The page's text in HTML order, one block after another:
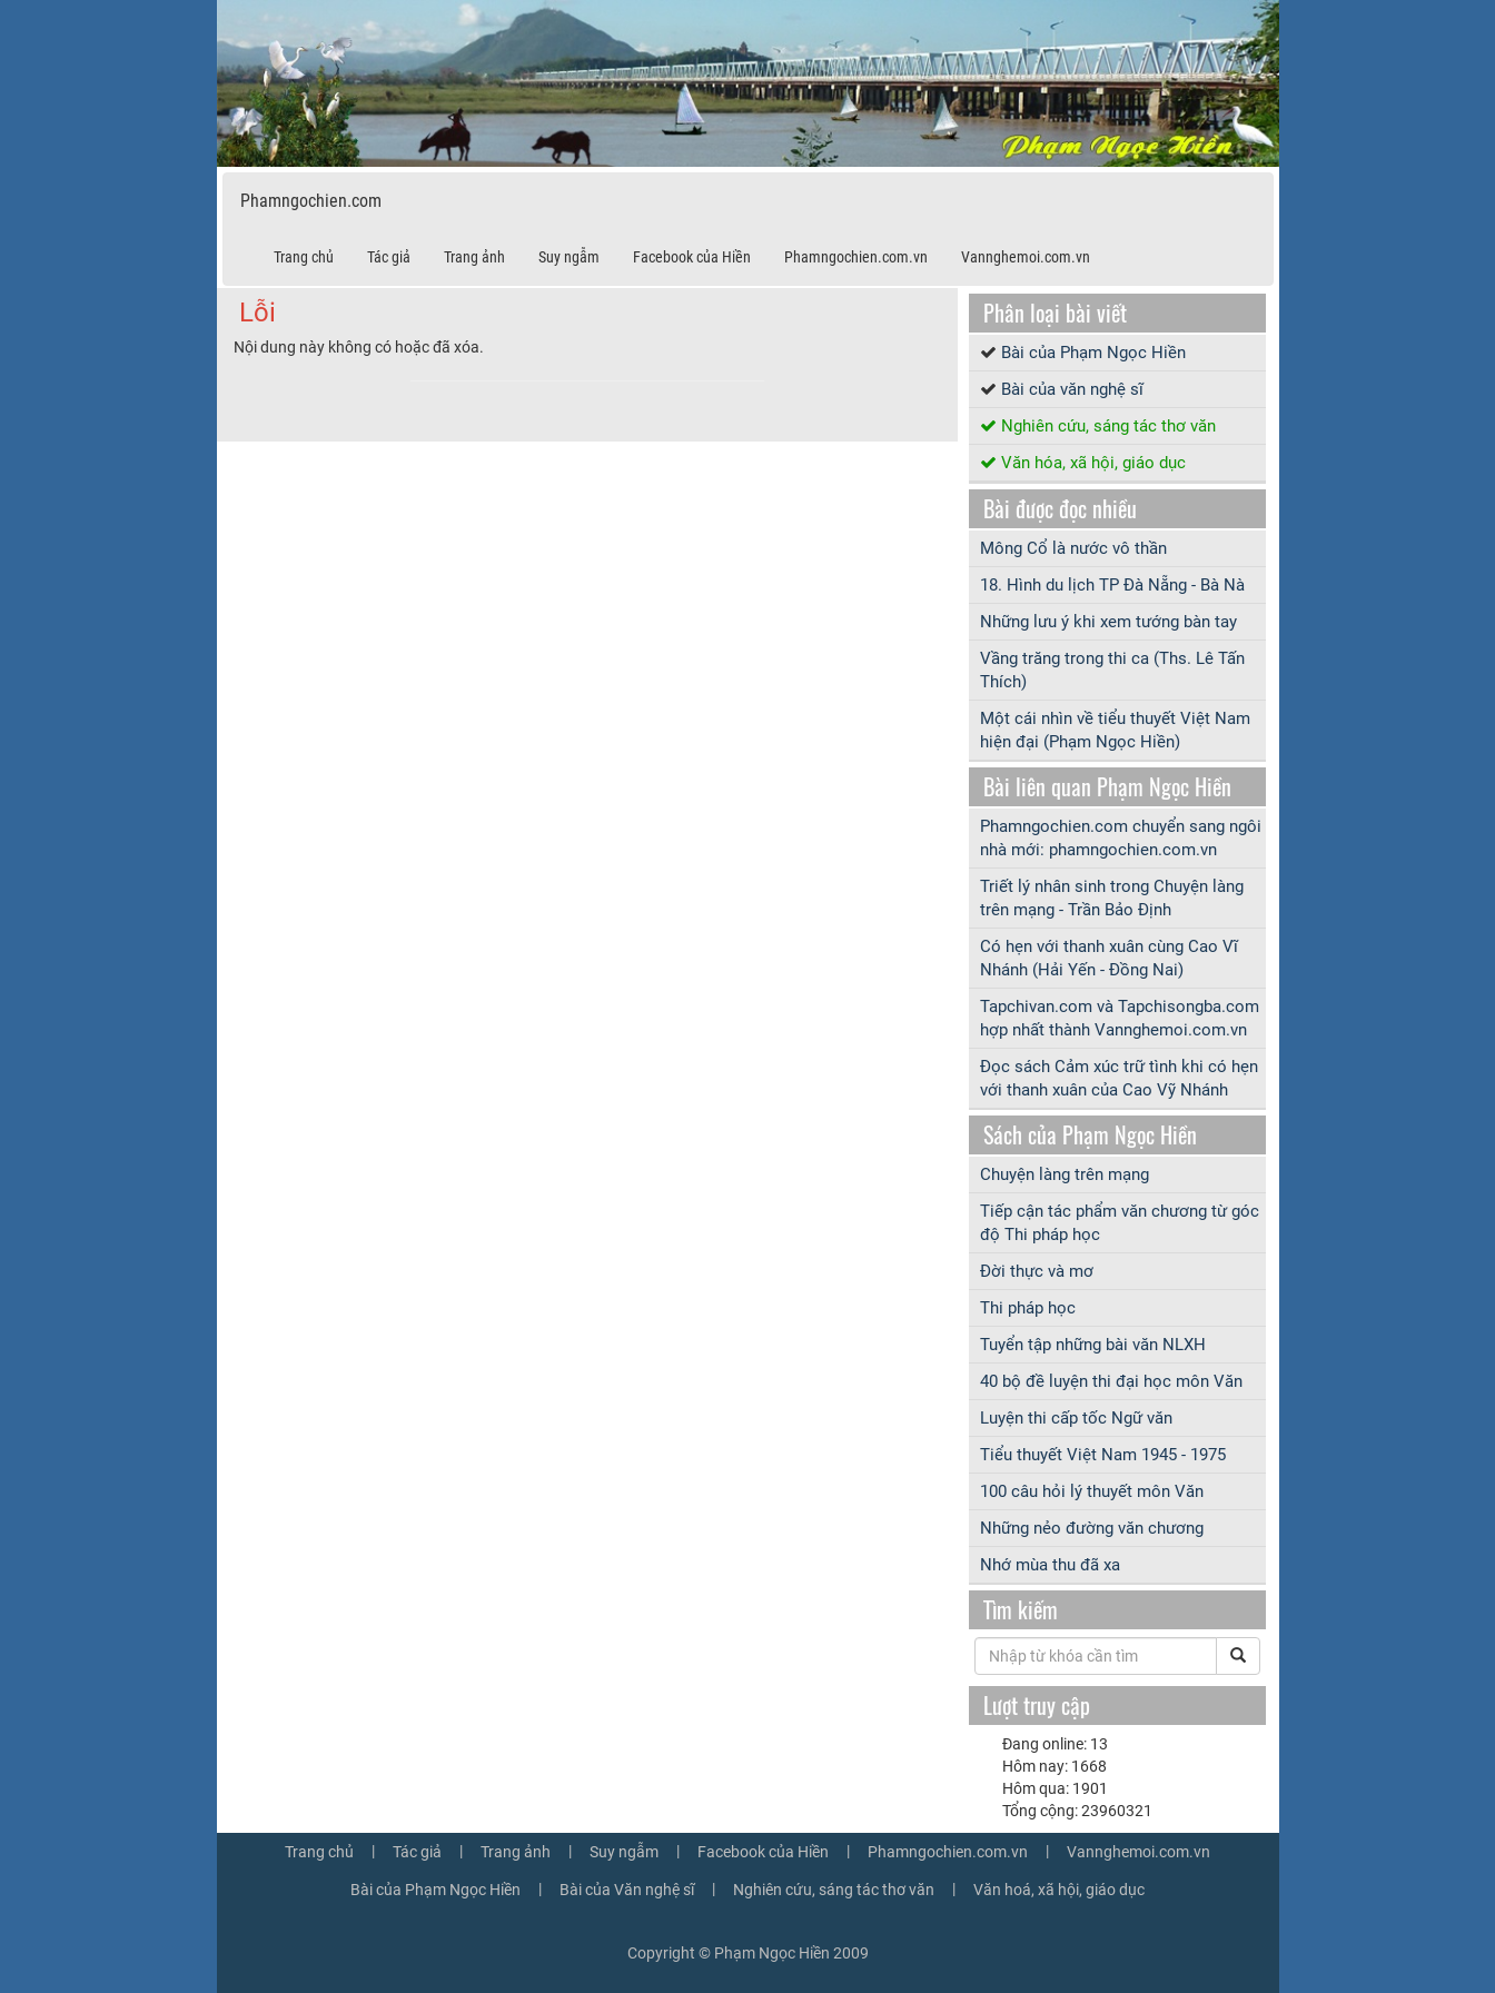
Phamngochien.com
Trang chủ Tác giả Trang ảnh Suy ngẫm Facebook của Hiền Phamngochien.com.vn Vannghemoi.com.vn
Lỗi
Nội dung này không có hoặc đã xóa.
Phân loại bài viết
Bài của Phạm Ngọc Hiền
Bài của văn nghệ sĩ
Nghiên cứu, sáng tác thơ văn
Văn hóa, xã hội, giáo dục
Bài được đọc nhiều
Mông Cổ là nước vô thần
18. Hình du lịch TP Đà Nẵng - Bà Nà
Những lưu ý khi xem tướng bàn tay
Vầng trăng trong thi ca (Ths. Lê Tấn
Thích)
Một cái nhìn về tiểu thuyết Việt Nam
hiện đại (Phạm Ngọc Hiền)
Bài liên quan Phạm Ngọc Hiền
Phamngochien.com chuyển sang ngôi
nhà mới: phamngochien.com.vn
Triết lý nhân sinh trong Chuyện làng
trên mạng - Trần Bảo Định
Có hẹn với thanh xuân cùng Cao Vĩ
Nhánh (Hải Yến - Đồng Nai)
Tapchivan.com và Tapchisongba.com
hợp nhất thành Vannghemoi.com.vn
Đọc sách Cảm xúc trữ tình khi có hẹn
với thanh xuân của Cao Vỹ Nhánh
Sách của Phạm Ngọc Hiền
Chuyện làng trên mạng
Tiếp cận tác phẩm văn chương từ góc
độ Thi pháp học
Đời thực và mơ
Thi pháp học
Tuyển tập những bài văn NLXH
40 bộ đề luyện thi đại học môn Văn
Luyện thi cấp tốc Ngữ văn
Tiểu thuyết Việt Nam 1945 - 1975
100 câu hỏi lý thuyết môn Văn
Những nẻo đường văn chương
Nhớ mùa thu đã xa
Tìm kiếm
Lượt truy cập
Đang online: 13
Hôm nay: 1668
Hôm qua: 1901
Tổng cộng: 23960321
Trang chủ | Tác giả | Trang ảnh | Suy ngẫm | Facebook của Hiền | Phamngochien.com.vn | Vannghemoi.com.vn
Bài của Phạm Ngọc Hiền | Bài của Văn nghệ sĩ | Nghiên cứu, sáng tác thơ văn | Văn hoá, xã hội, giáo dục
Copyright © Phạm Ngọc Hiền 2009